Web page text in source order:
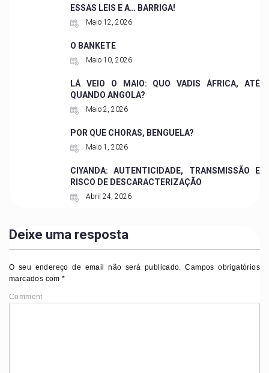
ESSAS LEIS E A… BARRIGA!
Maio 12, 2026
O BANKETE
Maio 10, 2026
LÁ VEIO O MAIO: QUO VADIS ÁFRICA, ATÉ
QUANDO ANGOLA?
Maio 2, 2026
POR QUE CHORAS, BENGUELA?
Maio 1, 2026
CIYANDA: AUTENTICIDADE, TRANSMISSÃO E
RISCO DE DESCARACTERIZAÇÃO
Abril 24, 2026
Deixe uma resposta
O seu endereço de email não será publicado. Campos obrigatórios
marcados com*
Comment